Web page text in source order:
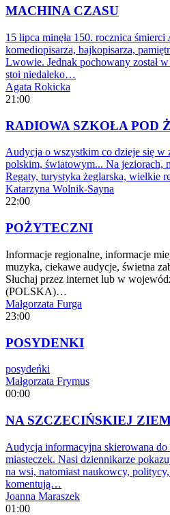
MACHINA CZASU
15 lipca minęła 150. rocznica
komediopisarza, bajkopisarza,
Lwowie. Jednak pochowany został
stoi niedaleko…
Agata Rokicka
21:00
RADIOWA SZKOŁA POD
Audycja o wszystkim co dzieje się w
polskim, światowym... Na jeziorach,
Regaty, turystyka żeglarska, wielkie
Katarzyna Wolnik-Sayna
22:00
POŻYTECZNI
Informacje regionalne, informacje
muzyka, ciekawe audycje, świetna
Słuchaj przez internet lub w
(POLSKA)…
Małgorzata Furga
23:00
POSYDENKI
posydeńki
Małgorzata Frymus
00:00
NA SZCZECIŃSKIEJ
Audycja informacyjna skierowana do
miasteczek. Nasi dziennikarze
na wsi, natomiast naukowcy,
komentują…
Joanna Maraszek
01:00